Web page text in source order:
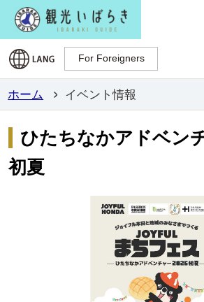
For Foreigners
For Foreigners
ホーム イベント情報
ひたちなかアドベン
初夏